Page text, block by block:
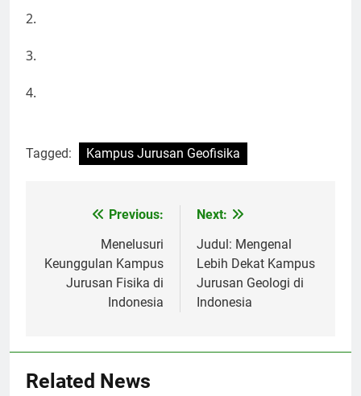
2.
3.
4.
Tagged: Kampus Jurusan Geofisika
navigation
Previous:
Menelusuri
Keunggulan Kampus
Jurusan Fisika di
Indonesia
Next:
Judul: Mengenal
Lebih Dekat Kampus
Jurusan Geologi di
Indonesia
Related News